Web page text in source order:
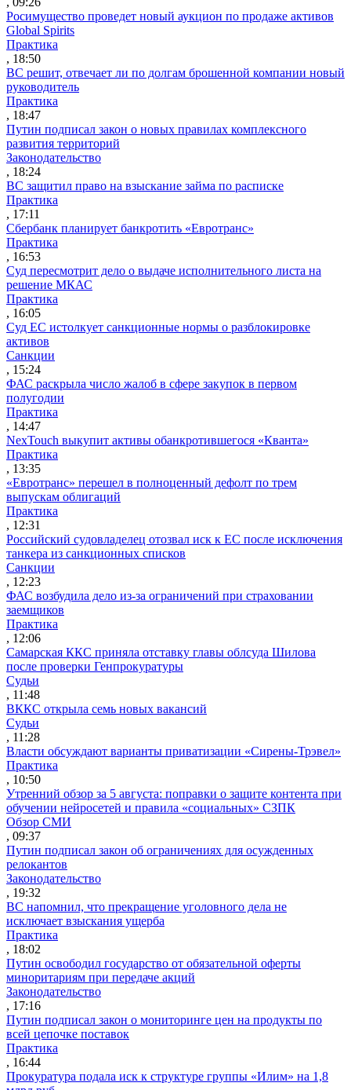
Росимущество проведет новый аукцион по продаже активов
Global Spirits
Практика
, 18:50
ВС решит, отвечает ли по долгам брошенной компании новый
руководитель
Практика
, 18:47
Путин подписал закон о новых правилах комплексного
развития территорий
Законодательство
, 18:24
ВС защитил право на взыскание займа по расписке
Практика
, 17:11
Сбербанк планирует банкротить «Евротранс»
Практика
, 16:53
Суд пересмотрит дело о выдаче исполнительного листа на
решение МКАС
Практика
, 16:05
Суд ЕС истолкует санкционные нормы о разблокировке
активов
Санкции
, 15:24
ФАС раскрыла число жалоб в сфере закупок в первом
полугодии
Практика
, 14:47
NexTouch выкупит активы обанкротившегося «Кванта»
Практика
, 13:35
«Евротранс» перешел в полноценный дефолт по трем
выпускам облигаций
Практика
, 12:31
Российский судовладелец отозвал иск к ЕС после исключения
танкера из санкционных списков
Санкции
, 12:23
ФАС возбудила дело из-за ограничений при страховании
заемщиков
Практика
, 12:06
Самарская ККС приняла отставку главы облсуда Шилова
после проверки Генпрокуратуры
Судьи
, 11:48
ВККС открыла семь новых вакансий
Судьи
, 11:28
Власти обсуждают варианты приватизации «Сирены-Трэвел»
Практика
, 10:50
Утренний обзор за 5 августа: поправки о защите контента при
обучении нейросетей и правила «социальных» СЗПК
Обзор СМИ
, 09:37
Путин подписал закон об ограничениях для осужденных
релокантов
Законодательство
, 19:32
ВС напомнил, что прекращение уголовного дела не
исключает взыскания ущерба
Практика
, 18:02
Путин освободил государство от обязательной оферты
миноритариям при передаче акций
Законодательство
, 17:16
Путин подписал закон о мониторинге цен на продукты по
всей цепочке поставок
Практика
, 16:44
Прокуратура подала иск к структуре группы «Илим» на 1,8